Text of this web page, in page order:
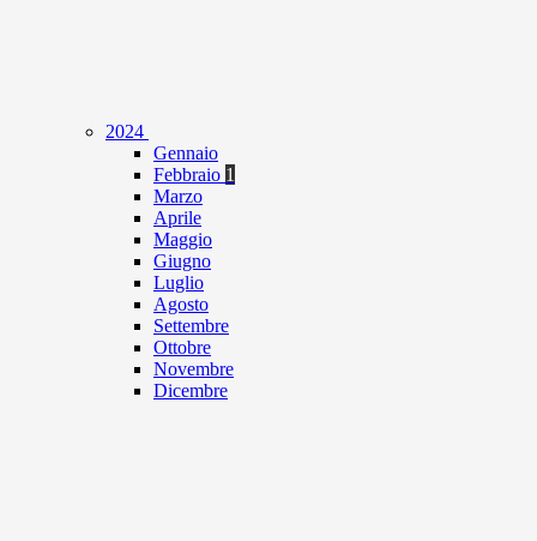
2024
Gennaio
Febbraio 1
Marzo
Aprile
Maggio
Giugno
Luglio
Agosto
Settembre
Ottobre
Novembre
Dicembre